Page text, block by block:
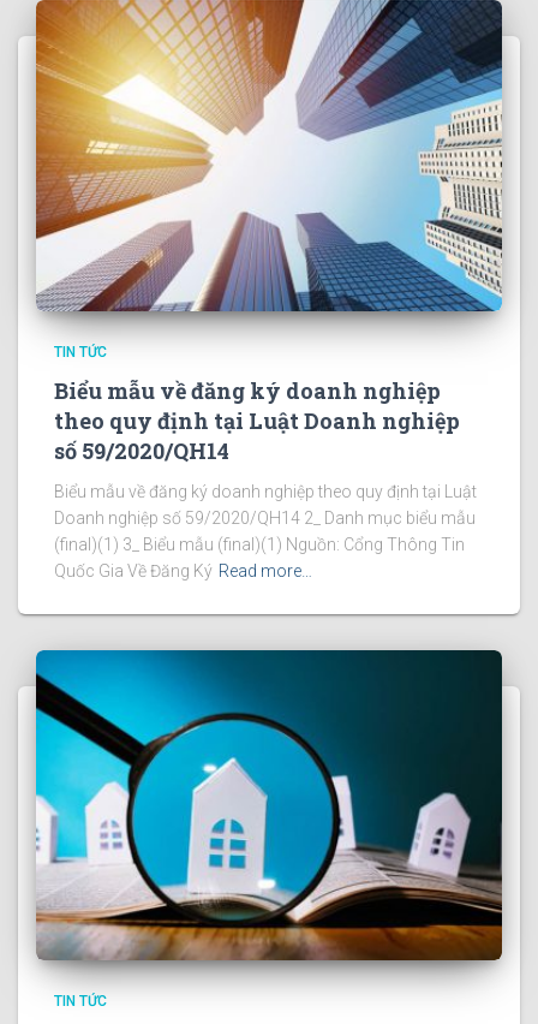
TIN TỨC
Biểu mẫu về đăng ký doanh nghiệp
theo quy định tại Luật Doanh nghiệp
số 59/2020/QH14
Biểu mẫu về đăng ký doanh nghiệp theo quy định tại Luật
Doanh nghiệp số 59/2020/QH14 2_ Danh mục biểu mẫu
(final)(1) 3_ Biểu mẫu (final)(1) Nguồn: Cổng Thông Tin
Quốc Gia Về Đăng Ký Read more…
TIN TỨC